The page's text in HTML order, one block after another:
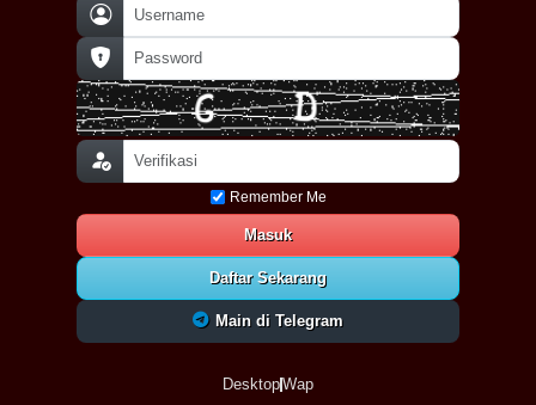
Remember Me
Masuk
Daftar Sekarang
Main di Telegram
DesktopWap